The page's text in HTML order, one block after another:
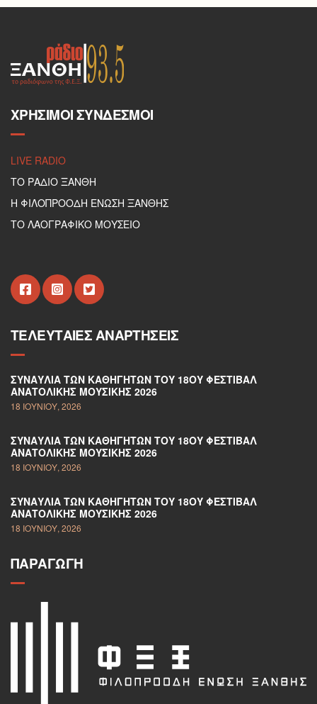
ΧΡΉΣΙΜΟΙ ΣΎΝΔΕΣΜΟΙ
LIVE RADIO
ΤΟ ΡΑΔΙΟ ΞΑΝΘΗ
Η ΦΙΛΟΠΡΟΟΔΗ ΕΝΩΣΗ ΞΑΝΘΗΣ
ΤΟ ΛΑΟΓΡΑΦΙΚΟ ΜΟΥΣΕΙΟ
ΤΕΛΕΥΤΑΊΕΣ ΑΝΑΡΤΉΣΕΙΣ
ΣΥΝΑΥΛΊΑ ΤΩΝ ΚΑΘΗΓΗΤΏΝ ΤΟΥ 18ΟΥ ΦΕΣΤΙΒΆΛ
ΑΝΑΤΟΛΙΚΉΣ ΜΟΥΣΙΚΉΣ 2026
18 ΙΟΥΝΊΟΥ, 2026
ΣΥΝΑΥΛΊΑ ΤΩΝ ΚΑΘΗΓΗΤΏΝ ΤΟΥ 18ΟΥ ΦΕΣΤΙΒΆΛ
ΑΝΑΤΟΛΙΚΉΣ ΜΟΥΣΙΚΉΣ 2026
18 ΙΟΥΝΊΟΥ, 2026
ΣΥΝΑΥΛΊΑ ΤΩΝ ΚΑΘΗΓΗΤΏΝ ΤΟΥ 18ΟΥ ΦΕΣΤΙΒΆΛ
ΑΝΑΤΟΛΙΚΉΣ ΜΟΥΣΙΚΉΣ 2026
18 ΙΟΥΝΊΟΥ, 2026
ΠΑΡΑΓΩΓΉ